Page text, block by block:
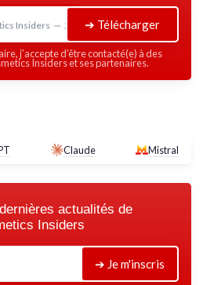
Insiders — 2026➔ Télécharger
j’accepte d’être contacté(e) à des
Insiders et ses partenaires.
Claude Mistral
actualités de
Insiders
➔ Je m'inscris